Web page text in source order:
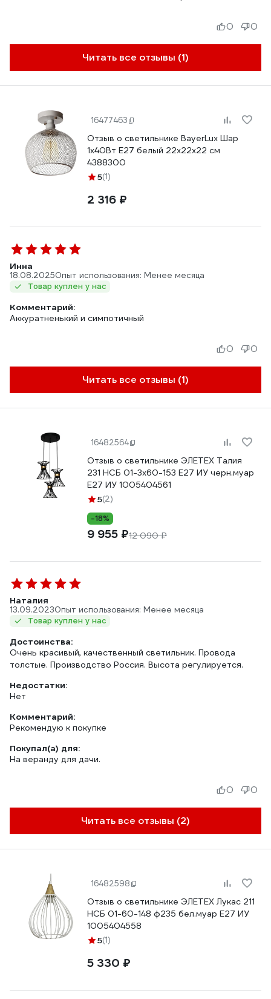
Читать все отзывы (1)
0 0
16477463
Отзыв о светильнике BayerLux Шар
1х40Вт E27 белый 22х22х22 см
4388300
5(1)
2 316 ₽
Инна
18.08.2025Опыт использования: Менее месяца
Товар куплен у нас
Комментарий:
Аккуратненький и симпотичный
Читать все отзывы (1)
0 0
16482564
Отзыв о светильнике ЭЛЕТЕХ Талия
231 НСБ 01-3х60-153 Е27 ИУ черн.муар
Е27 ИУ 1005404561
5(2)
-18%
9 955 ₽12 090 ₽
Наталия
13.09.2023Опыт использования: Менее месяца
Товар куплен у нас
Достоинства:
Очень красивый, качественный светильник. Провода
толстые. Производство Россия. Высота регулируется.
Недостатки:
Нет
Комментарий:
Рекомендую к покупке
Покупал(а) для:
На веранду для дачи.
Читать все отзывы (2)
0 0
16482598
Отзыв о светильнике ЭЛЕТЕХ Лукас 211
НСБ 01-60-148 ф235 бел.муар Е27 ИУ
1005404558
5(1)
5 330 ₽